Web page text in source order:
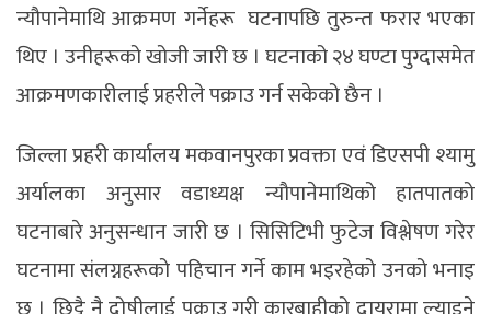
न्यौपानेमाथि आक्रमण गर्नेहरू घटनापछि तुरुन्त फरार भएका
थिए । उनीहरूको खोजी जारी छ । घटनाको २४ घण्टा पुग्दासमेत
आक्रमणकारीलाई प्रहरीले पक्राउ गर्न सकेको छैन ।
जिल्ला प्रहरी कार्यालय मकवानपुरका प्रवक्ता एवं डिएसपी श्यामु
अर्यालका अनुसार वडाध्यक्ष न्यौपानेमाथिको हातपातको
घटनाबारे अनुसन्धान जारी छ । सिसिटिभी फुटेज विश्लेषण गरेर
घटनामा संलग्नहरूको पहिचान गर्ने काम भइरहेको उनको भनाइ